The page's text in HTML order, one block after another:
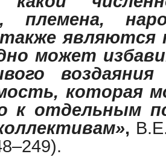
племена,
являются
может
которая
к отдельным
,